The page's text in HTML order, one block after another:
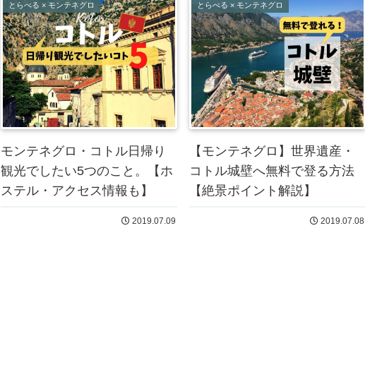
とらべる × モンテネグロ
モンテネグロ・コトル日帰り
観光でしたい5つのこと。【ホ
ステル・アクセス情報も】
2019.07.09
とらべる × モンテネグロ
【モンテネグロ】世界遺産・
コトル城壁へ無料で登る方法
【絶景ポイント解説】
2019.07.08